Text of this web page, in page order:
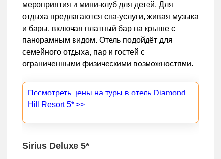
мероприятия и мини-клуб для детей. Для
отдыха предлагаются спа-услуги, живая музыка
и бары, включая платный бар на крыше с
панорамным видом. Отель подойдёт для
семейного отдыха, пар и гостей с
ограниченными физическими возможностями.
Посмотреть цены на туры в отель Diamond
Hill Resort 5* >>
Sirius Deluxe 5*